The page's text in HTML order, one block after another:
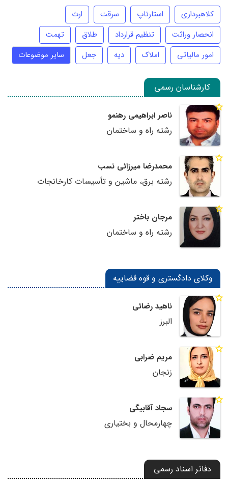
کلاهبرداری استارتاپ سرقت
ارث
انحصار وراثت
تنظیم قرارداد طلاق
تهمت
امور مالیاتی
املاک دیه جعل سایر موضوعات
کارشناسان رسمی
ناصر ابراهیمی رهنمو
رشته راه و ساختمان
محمدرضا میرزائی نسب
رشته برق، ماشین و تأسیسات کارخانجات
مرجان باختر
رشته راه و ساختمان
وکلای دادگستری و قوه قضاییه
ناهید رضائی
البرز
مریم ضرابی
زنجان
سجاد آقابیگی
چهارمحال و بختیاری
دفاتر اسناد رسمی